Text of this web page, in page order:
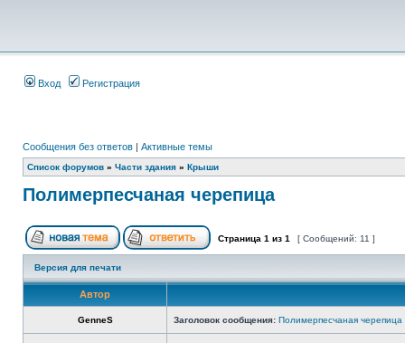
Вход Регистрация
Сообщения без ответов | Активные темы
Список форумов » Части здания » Крыши
Полимерпесчаная черепица
Страница 1 из 1 [ Сообщений: 11 ]
Версия для печати
Автор
GenneS Заголовок сообщения: Полимерпесчаная черепица